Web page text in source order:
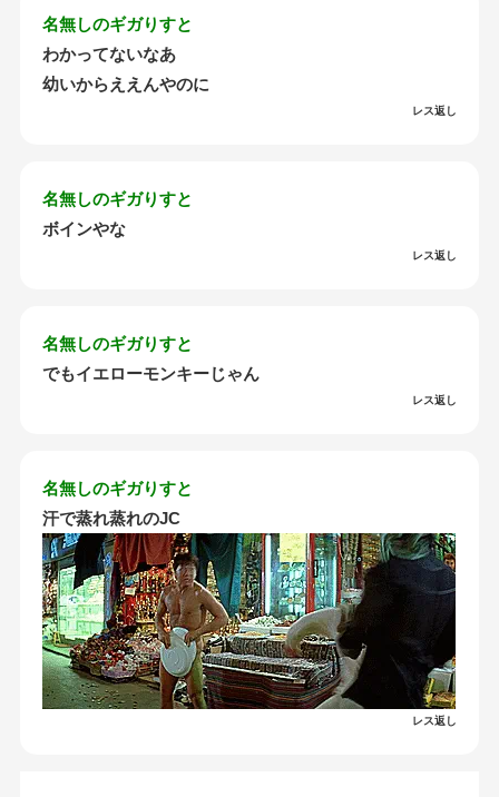
名無しのギガりすと
わかってないなあ
幼いからええんやのに
レス返し
名無しのギガりすと
ボインやな
レス返し
名無しのギガりすと
でもイエローモンキーじゃん
レス返し
名無しのギガりすと
汗で蒸れ蒸れのJC
レス返し